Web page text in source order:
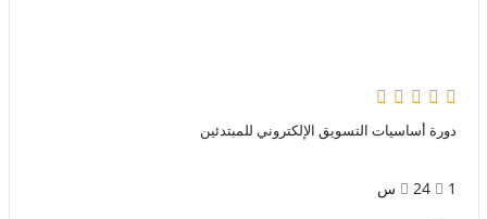
دورة أساسيات التسويق الإلكتروني للمبتدئين
1 24س